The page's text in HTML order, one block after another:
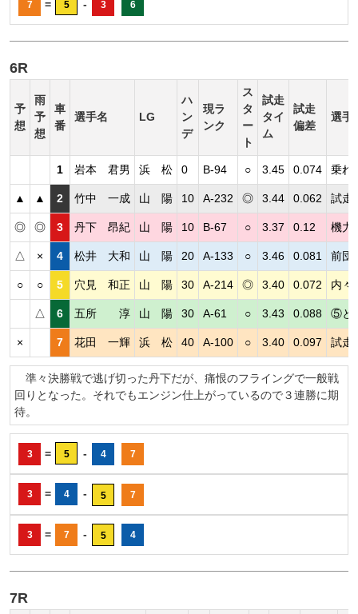
7 = 5 - 3 6
6R
予
想
雨
予
想
車
番
選手名 LG
ハ
ン
デ
現ラ
ンク
ス
タ
ー
ト
試走
タイ
ム
試走
偏差
選手
1 岩本 君男 浜 松 0 B-94 ○ 3.45 0.074 乗れ
▲ ▲ 2 竹中 一成 山 陽 10 A-232 ◎ 3.44 0.062 試走
◎ ◎ 3 丹下 昂紀 山 陽 10 B-67 ○ 3.37 0.12 機力
△ × 4 松井 大和 山 陽 20 A-133 ○ 3.46 0.081 前団
○ ○ 5 穴見 和正 山 陽 30 A-214 ◎ 3.40 0.072 内々
△ 6 五所 淳 山 陽 30 A-61 ○ 3.43 0.088 ⑤と
× 7 花田 一輝 浜 松 40 A-100 ○ 3.40 0.097 試走
準々決勝戦で逃げ切った丹下だが、痛恨のフライングで一般戦
回りとなった。それでもエンジン仕上がっているので３連勝に期
待。
3 = 5 - 4 7
3 = 4 - 5 7
3 = 7 - 5 4
7R